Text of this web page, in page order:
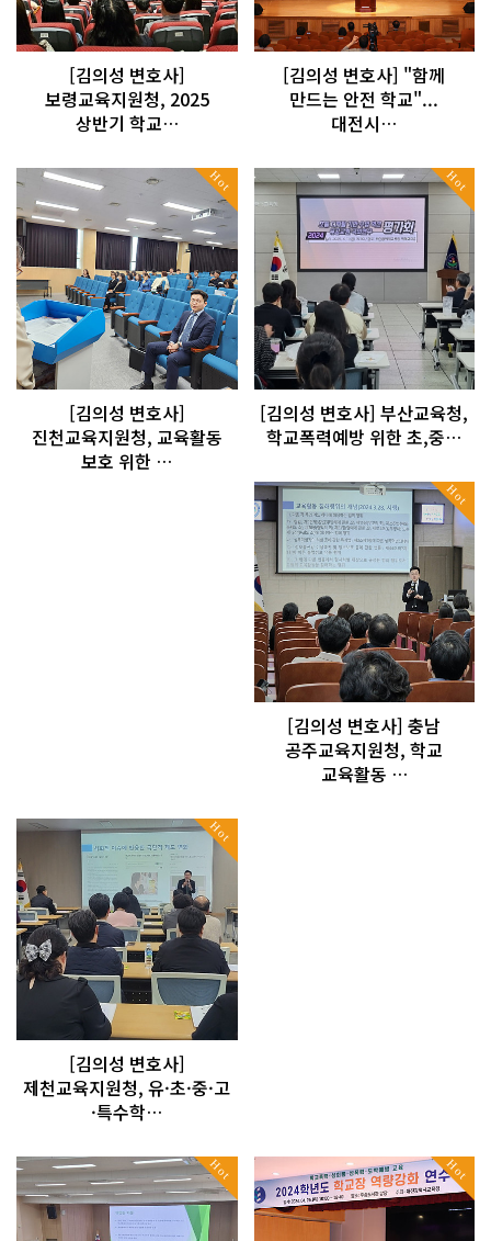
[김의성 변호사]
보령교육지원청, 2025
상반기 학교…
[김의성 변호사] "함께
만드는 안전 학교"...
대전시…
Hot
[김의성 변호사]
진천교육지원청, 교육활동
보호 위한 …
Hot
[김의성 변호사] 부산교육청,
학교폭력예방 위한 초,중…
Hot
[김의성 변호사] 충남
공주교육지원청, 학교
교육활동 …
Hot
[김의성 변호사]
제천교육지원청, 유·초·중·고
·특수학…
Hot Hot